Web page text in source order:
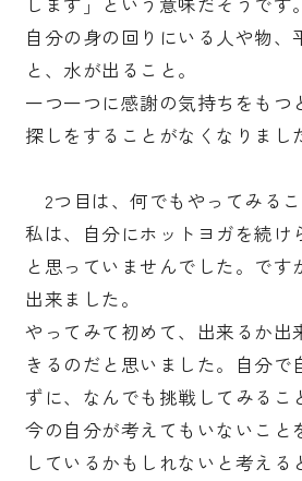
自分の身の回りにいる人や物、
と、水が出ること。
一つ一つに感謝の気持ちをもつ
探しをすることがなくなりまし
2つ目は、何でもやってみるこ
私は、自分にホットヨガを続け
と思っていませんでした。です
出来ました。
やってみて初めて、出来るか出
きるのだと思いました。自分で
ずに、なんでも挑戦してみるこ
今の自分が考えてもいないこと
しているかもしれないと考える